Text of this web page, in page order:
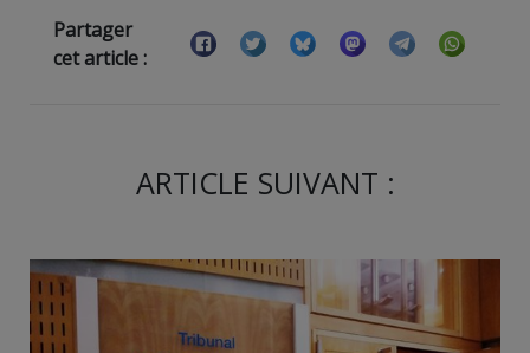
Partager
cet article :
ARTICLE SUIVANT :